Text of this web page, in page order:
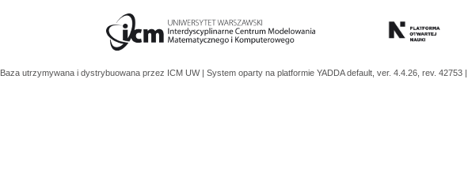
Baza utrzymywana i dystrybuowana przez ICM UW | System oparty na platformie YADDAdefault, ver. 4.4.26, rev. 42753 |